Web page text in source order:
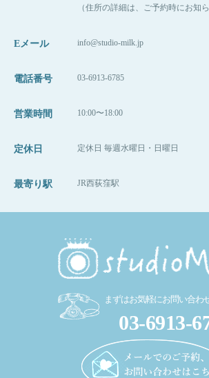
（住所の詳細は、ご予約時にお知
Eメール info@studio-milk.jp
電話番号 03-6913-6785
営業時間 10:00〜18:00
定休日 定休日 毎週水曜日・日曜日
最寄り駅 JR西荻窪駅
まずはお気軽にお問い合わ
03-6913-